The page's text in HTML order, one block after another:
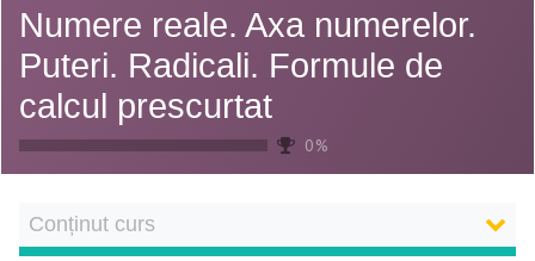
Numere reale. Axa numerelor.
Puteri. Radicali. Formule de
calcul prescurtat
0 %
Conținut curs